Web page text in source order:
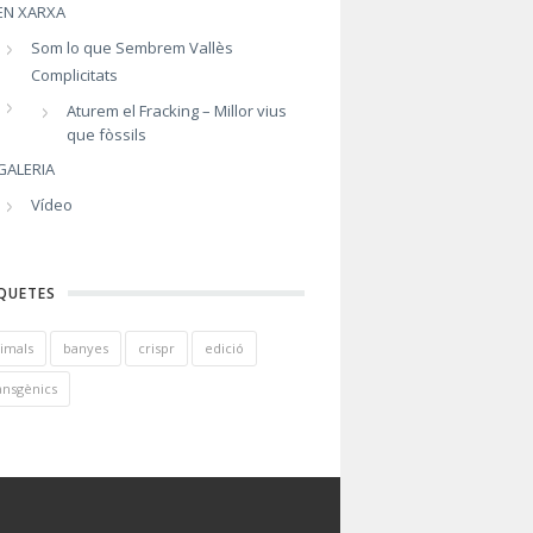
XARXA
Som lo que Sembrem Vallès
Complicitats
Aturem el Fracking – Millor vius
que fòssils
Vídeo
banyes crispr edició